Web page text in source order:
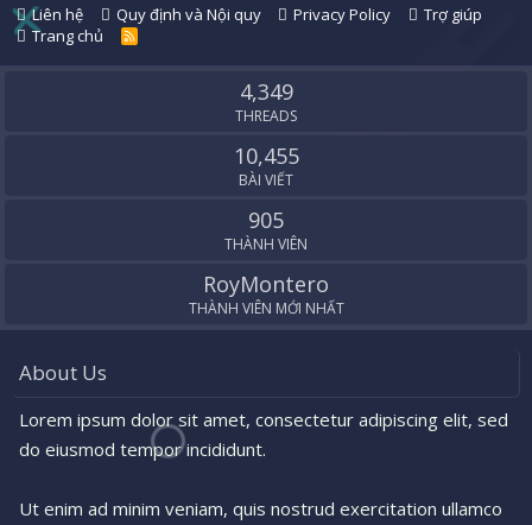
Liên hệ
Quy định và Nội quy Privacy Policy
Trợ giúp
Trang chủ
R
S
4,349
THREADS
10,455
BÀI VIẾT
905
THÀNH VIÊN
RoyMontero
THÀNH VIÊN MỚI NHẤT
About Us
Lorem ipsum dolor sit amet, consectetur adipiscing elit, sed
do eiusmod tempor incididunt.
Ut enim ad minim veniam, quis nostrud exercitation ullamco